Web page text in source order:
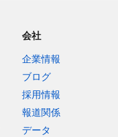
会社
企業情報
ブログ
採用情報
報道関係
データ